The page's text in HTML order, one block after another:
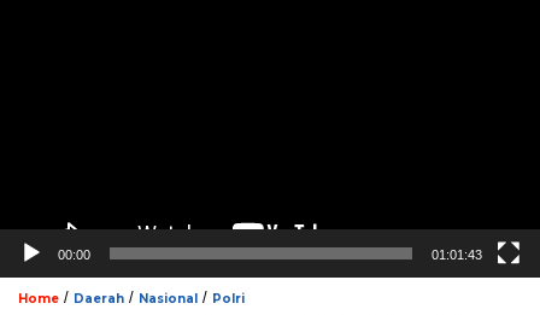
00:00 01:01:43
Home / Daerah / Nasional / Polri